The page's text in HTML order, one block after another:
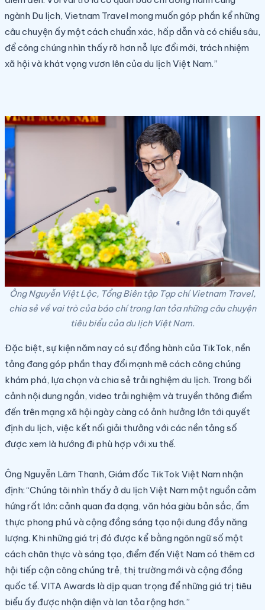
ngành Du lịch, Vietnam Travel mong muốn góp phần kể những
câu chuyện ấy một cách chuẩn xác, hấp dẫn và có chiều sâu,
để công chúng nhìn thấy rõ hơn nỗ lực đổi mới, trách nhiệm
xã hội và khát vọng vươn lên của du lịch Việt Nam.”
Ông Nguyễn Việt Lộc, Tổng Biên tập Tạp chí Vietnam Travel,
chia sẻ về vai trò của báo chí trong lan tỏa những câu chuyện
tiêu biểu của du lịch Việt Nam.
Đặc biệt, sự kiện năm nay có sự đồng hành của TikTok, nền
tảng đang góp phần thay đổi mạnh mẽ cách công chúng
khám phá, lựa chọn và chia sẻ trải nghiệm du lịch. Trong bối
cảnh nội dung ngắn, video trải nghiệm và truyền thông điểm
đến trên mạng xã hội ngày càng có ảnh hưởng lớn tới quyết
định du lịch, việc kết nối giải thưởng với các nền tảng số
được xem là hướng đi phù hợp với xu thế.
Ông Nguyễn Lâm Thanh, Giám đốc TikTok Việt Nam nhận
định: “Chúng tôi nhìn thấy ở du lịch Việt Nam một nguồn cảm
hứng rất lớn: cảnh quan đa dạng, văn hóa giàu bản sắc, ẩm
thực phong phú và cộng đồng sáng tạo nội dung đầy năng
lượng. Khi những giá trị đó được kể bằng ngôn ngữ số một
cách chân thực và sáng tạo, điểm đến Việt Nam có thêm cơ
hội tiếp cận công chúng trẻ, thị trường mới và cộng đồng
quốc tế. VITA Awards là dịp quan trọng để những giá trị tiêu
biểu ấy được nhận diện và lan tỏa rộng hơn.”